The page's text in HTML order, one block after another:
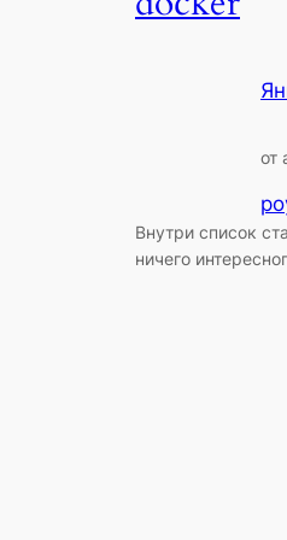
от
Внутри список
ничего